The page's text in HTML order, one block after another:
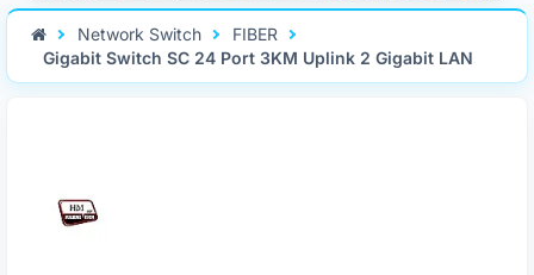
Network Switch
FIBER
Gigabit Switch SC 24 Port 3KM Uplink 2 Gigabit LAN